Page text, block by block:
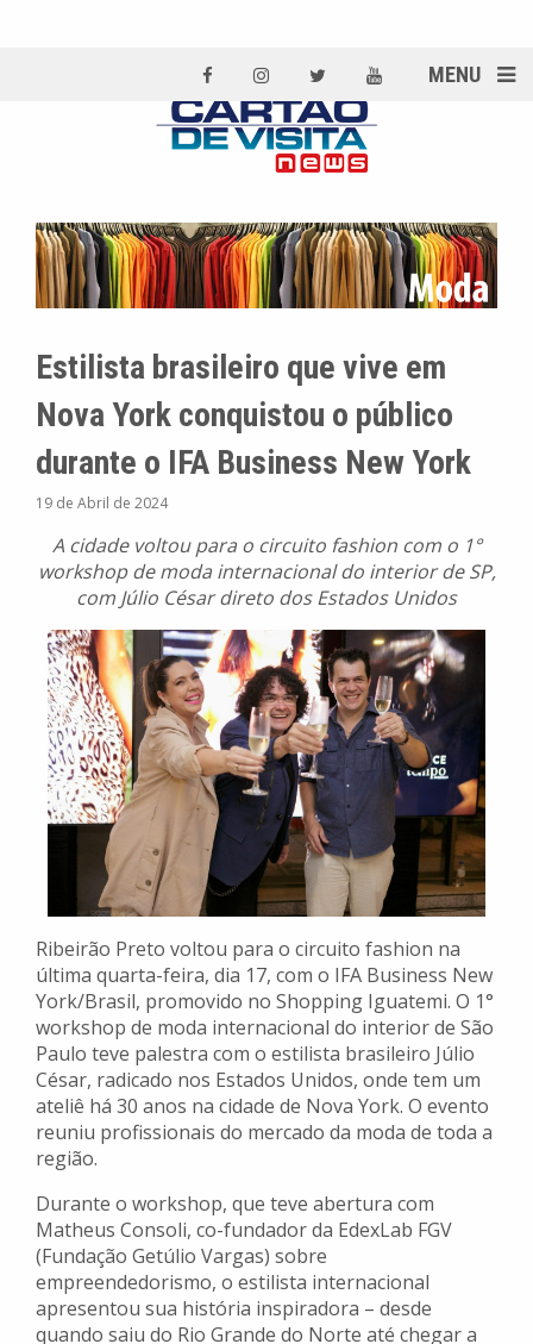
MENU
Estilista brasileiro que vive em
Nova York conquistou o público
durante o IFA Business New York
19 de Abril de 2024
A cidade voltou para o circuito fashion com o 1°
workshop de moda internacional do interior de SP,
com Júlio César direto dos Estados Unidos
Ribeirão Preto voltou para o circuito fashion na
última quarta-feira, dia 17, com o IFA Business New
York/Brasil, promovido no Shopping Iguatemi. O 1°
workshop de moda internacional do interior de São
Paulo teve palestra com o estilista brasileiro Júlio
César, radicado nos Estados Unidos, onde tem um
ateliê há 30 anos na cidade de Nova York. O evento
reuniu profissionais do mercado da moda de toda a
região.
Durante o workshop, que teve abertura com
Matheus Consoli, co-fundador da EdexLab FGV
(Fundação Getúlio Vargas) sobre
empreendedorismo, o estilista internacional
apresentou sua história inspiradora – desde
quando saiu do Rio Grande do Norte até chegar a